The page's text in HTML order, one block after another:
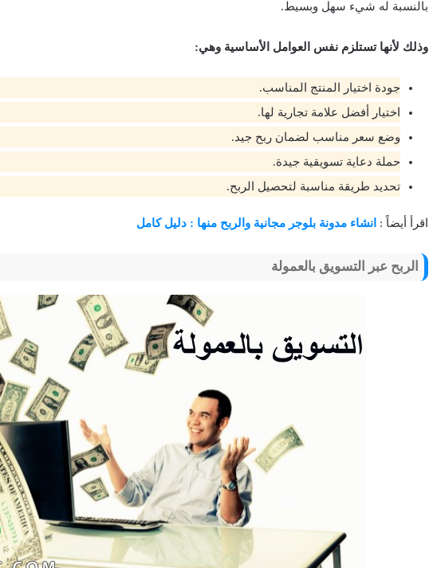
بالنسبة له شيء سهل وبسيط.
وذلك لأنها تستلزم نفس العوامل الأساسية وهي:
جودة اختيار المنتج المناسب.
اختيار أفضل علامة تجارية لها.
وضع سعر مناسب لضمان ربح جيد.
حملة دعاية تسويقية جيدة.
تحديد طريقة مناسبة لتحصيل الربح.
اقرأ أيضاً : انشاء مدونة بلوجر مجانية والربح منها : دليل كامل
الربح عبر التسويق بالعمولة